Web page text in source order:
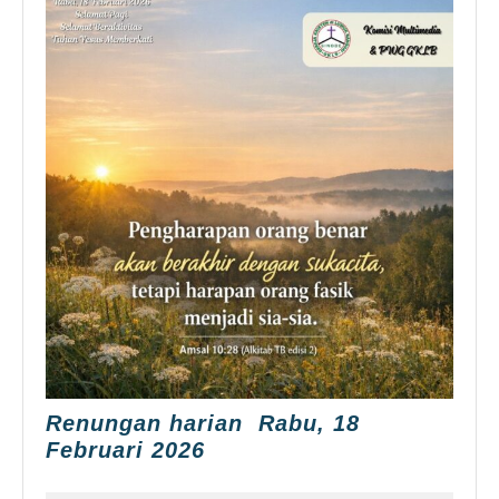
Renungan harian Rabu, 18
Februari 2026